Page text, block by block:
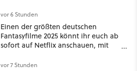
vor 6 Stunden
Einen der größten deutschen
Fantasyfilme 2025 könnt ihr euch ab
sofort auf Netflix anschauen, mit
vor 7 Stunden